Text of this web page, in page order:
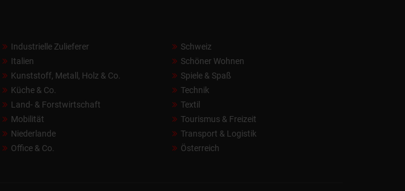
Industrielle Zulieferer
Italien
Kunststoff, Metall, Holz & Co.
Küche & Co.
Land- & Forstwirtschaft
Mobilität
Niederlande
Office & Co.
Schweiz
Schöner Wohnen
Spiele & Spaß
Technik
Textil
Tourismus & Freizeit
Transport & Logistik
Österreich